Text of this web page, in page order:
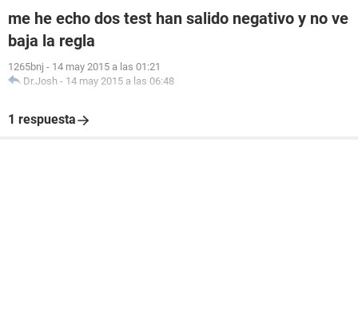
me he echo dos test han salido negativo y no ve
baja la regla
1265bnj - 14 may 2015 a las 01:21
Dr.Josh - 14 may 2015 a las 06:48
1 respuesta